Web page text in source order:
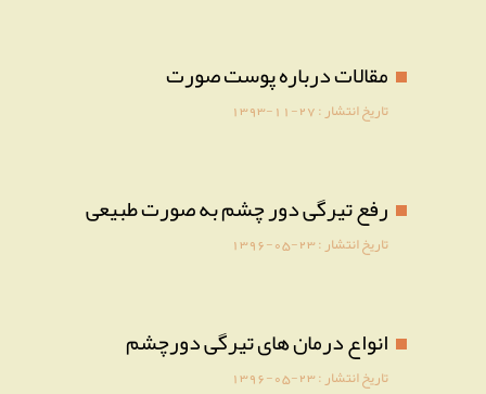
مقالات درباره پوست صورت
تاریخ انتشار :1393-11-27
رفع تیرگی دور چشم به صورت طبیعی
تاریخ انتشار :1396-05-23
انواع درمان های تیرگی دورچشم
تاریخ انتشار :1396-05-23